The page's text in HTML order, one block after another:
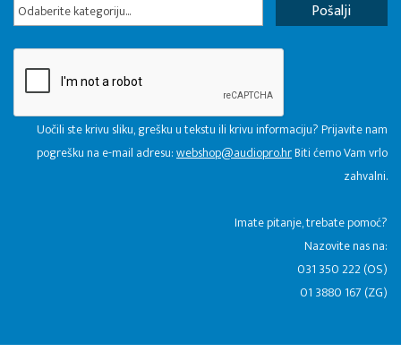
Odaberite kategoriju...
Uočili ste krivu sliku, grešku u tekstu ili krivu informaciju? Prijavite nam
pogrešku na e-mail adresu:webshop@audiopro.hrBiti ćemo Vam vrlo
zahvalni.
​Imate pitanje, trebate pomoć?
Nazovite nas na:
031 350 222 (OS)
01 3880 167 (ZG)